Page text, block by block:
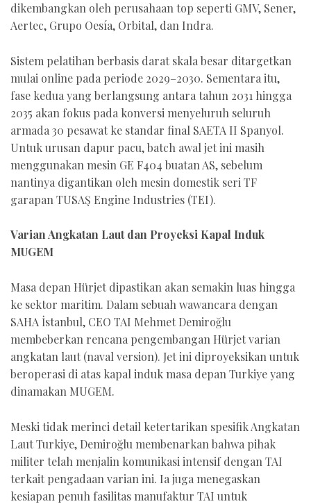
dikembangkan oleh perusahaan top seperti GMV, Sener,
Aertec, Grupo Oesía, Orbital, dan Indra.
Sistem pelatihan berbasis darat skala besar ditargetkan
mulai online pada periode 2029–2030. Sementara itu,
fase kedua yang berlangsung antara tahun 2031 hingga
2035 akan fokus pada konversi menyeluruh seluruh
armada 30 pesawat ke standar final SAETA II Spanyol.
Untuk urusan dapur pacu, batch awal jet ini masih
menggunakan mesin GE F404 buatan AS, sebelum
nantinya digantikan oleh mesin domestik seri TF
garapan TUSAŞ Engine Industries (TEI).
Varian Angkatan Laut dan Proyeksi Kapal Induk
MUGEM
Masa depan Hürjet dipastikan akan semakin luas hingga
ke sektor maritim. Dalam sebuah wawancara dengan
SAHA İstanbul, CEO TAI Mehmet Demiroğlu
membeberkan rencana pengembangan Hürjet varian
angkatan laut (naval version). Jet ini diproyeksikan untuk
beroperasi di atas kapal induk masa depan Turkiye yang
dinamakan MUGEM.
Meski tidak merinci detail ketertarikan spesifik Angkatan
Laut Turkiye, Demiroğlu membenarkan bahwa pihak
militer telah menjalin komunikasi intensif dengan TAI
terkait pengadaan varian ini. Ia juga menegaskan
kesiapan penuh fasilitas manufaktur TAI untuk